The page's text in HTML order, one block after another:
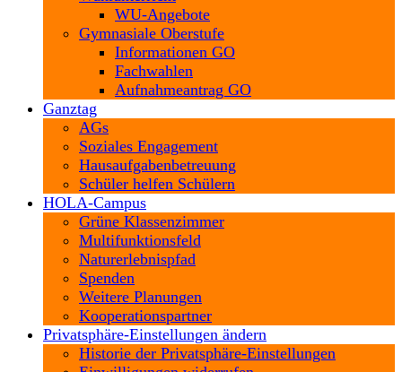
WU-Angebote
Gymnasiale Oberstufe
Informationen GO
Fachwahlen
Aufnahmeantrag GO
Ganztag
AGs
Soziales Engagement
Hausaufgabenbetreuung
Schüler helfen Schülern
HOLA-Campus
Grüne Klassenzimmer
Multifunktionsfeld
Naturerlebnispfad
Spenden
Weitere Planungen
Kooperationspartner
Privatsphäre-Einstellungen ändern
Historie der Privatsphäre-Einstellungen